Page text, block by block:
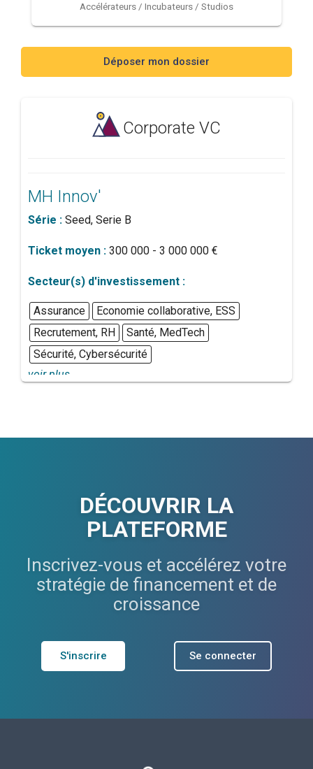
Accélérateurs / Incubateurs / Studios
Déposer mon dossier
Corporate VC
MH Innov'
Série : Seed, Serie B
Ticket moyen : 300 000 - 3 000 000 €
Secteur(s) d'investissement :
Assurance
Economie collaborative, ESS
Recrutement, RH
Santé, MedTech
Sécurité, Cybersécurité
voir plus...
DÉCOUVRIR LA
PLATEFORME
Inscrivez-vous et accélérez votre
stratégie de financement et de
croissance
S'inscrire Se connecter